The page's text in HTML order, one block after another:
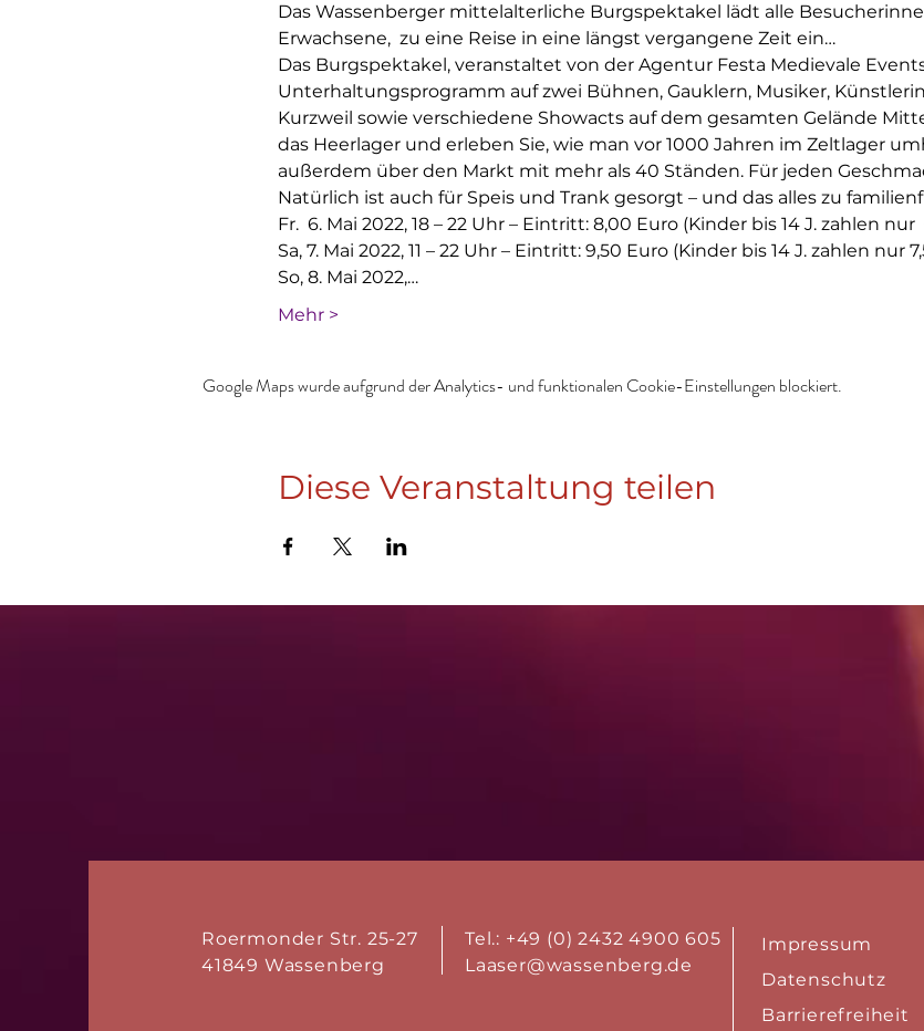
Das Wassenberger mittelalterliche Burgspektakel lädt alle
Erwachsene,  zu eine Reise in eine längst vergangene Zeit ein…
Das Burgspektakel, veranstaltet von der Agentur Festa Medievale
Unterhaltungsprogramm auf zwei Bühnen, Gauklern, Musiker,
Kurzweil sowie verschiedene Showacts auf dem gesamten Gelände
das Heerlager und erleben Sie, wie man vor 1000 Jahren im Zeltlager
außerdem über den Markt mit mehr als 40 Ständen. Für jeden
Natürlich ist auch für Speis und Trank gesorgt – und das alles zu
Fr.  6. Mai 2022, 18 – 22 Uhr – Eintritt: 8,00 Euro (Kinder bis 14 J. zahlen nur
Sa, 7. Mai 2022, 11 – 22 Uhr – Eintritt: 9,50 Euro (Kinder bis 14 J. zahlen nur
So, 8. Mai 2022,…
Mehr >
Google Maps wurde aufgrund der Analytics- und funktionalen Cookie-Einstellungen blockiert.
Diese Veranstaltung teilen
Roermonder Str. 25-27
41849 Wassenberg
Tel.: +49 (0) 2432 4900 605
Laaser@wassenberg.de
Impressum
Datenschutz
Barrierefreiheit